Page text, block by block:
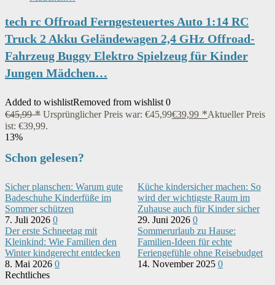
tech rc Offroad Ferngesteuertes Auto 1:14 RC
Truck 2 Akku Geländewagen 2,4 GHz Offroad-
Fahrzeug Buggy Elektro Spielzeug für Kinder
Jungen Mädchen…
Added to wishlistRemoved from wishlist 0
€45,99 Ursprünglicher Preis war: €45,99€39,99
Aktueller Preis
ist: €39,99.
13%
Schon gelesen?
Sicher planschen: Warum gute
Badeschuhe Kinderfüße im
Sommer schützen
7. Juli 2026 0
Küche kindersicher machen: So
wird der wichtigste Raum im
Zuhause auch für Kinder sicher
29. Juni 2026 0
Der erste Schneetag mit
Kleinkind: Wie Familien den
Winter kindgerecht entdecken
8. Mai 2026 0
Sommerurlaub zu Hause:
Familien-Ideen für echte
Feriengefühle ohne Reisebudget
14. November 2025 0
Rechtliches